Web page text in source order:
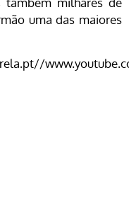
uma das maiores